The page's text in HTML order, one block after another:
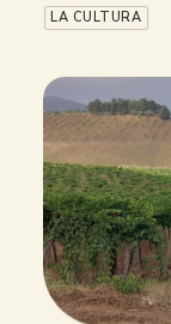
LA CULTURA